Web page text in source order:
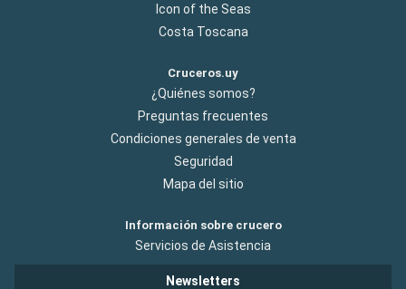
Icon of the Seas
Costa Toscana
Cruceros.uy
¿Quiénes somos?
Preguntas frecuentes
Condiciones generales de venta
Seguridad
Mapa del sitio
Información sobre crucero
Servicios de Asistencia
Newsletters